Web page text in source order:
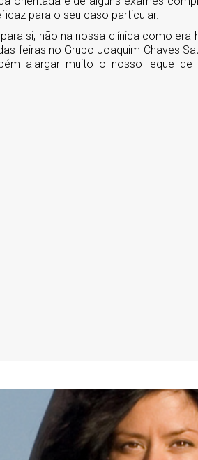
para o seu caso particular.
si, não na nossa clínica como era
feiras no Grupo Joaquim Chaves
alargar muito o nosso leque